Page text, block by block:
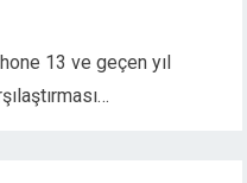
13 ve geçen yıl